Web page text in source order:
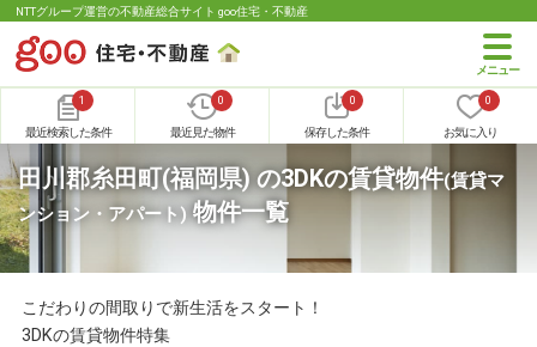
NTTグループ運営の不動産総合サイト goo住宅・不動産
1
最近検索した条件
0
最近見た物件
0
保存した条件
0
お気に入り
田川郡糸田町(福岡県) の3DKの賃貸物件(賃貸マ
ンション・アパート) 物件一覧
こだわりの間取りで新生活をスタート！
3DKの賃貸物件特集